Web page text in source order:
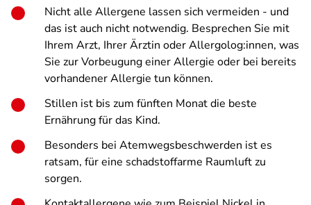
Nicht alle Allergene lassen sich vermeiden - und
das ist auch nicht notwendig. Besprechen Sie mit
Ihrem Arzt, Ihrer Ärztin oder Allergolog:innen, was
Sie zur Vorbeugung einer Allergie oder bei bereits
vorhandener Allergie tun können.
Stillen ist bis zum fünften Monat die beste
Ernährung für das Kind.
Besonders bei Atemwegsbeschwerden ist es
ratsam, für eine schadstoffarme Raumluft zu
sorgen.